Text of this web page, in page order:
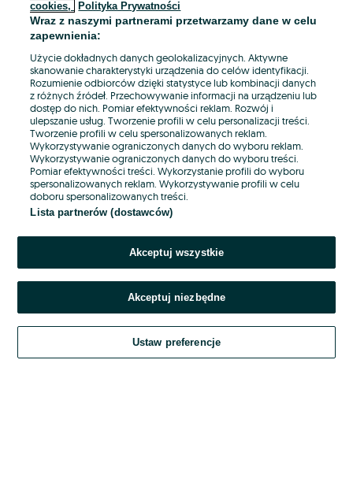
LUB
E-mail
Hasło
Nie pamiętasz hasła?
Zaloguj się
Kontynuując za pośrednictwem jednego z dostawców wskazanych powyżej,
Regulamin serwisu OLX.pl w jego aktualnym brzmieniu.
cookies,
Polityka Prywatności
Wraz z naszymi partnerami przetwarzamy dane w celu
zapewnienia:
Użycie dokładnych danych geolokalizacyjnych. Aktywne
skanowanie charakterystyki urządzenia do celów identyfikacji.
Rozumienie odbiorców dzięki statystyce lub kombinacji danych
z różnych źródeł. Przechowywanie informacji na urządzeniu lub
dostęp do nich. Pomiar efektywności reklam. Rozwój i
ulepszanie usług. Tworzenie profili w celu personalizacji treści.
Tworzenie profili w celu spersonalizowanych reklam.
Wykorzystywanie ograniczonych danych do wyboru reklam.
Wykorzystywanie ograniczonych danych do wyboru treści.
Pomiar efektywności treści. Wykorzystanie profili do wyboru
spersonalizowanych reklam. Wykorzystywanie profili w celu
doboru spersonalizowanych treści.
Lista partnerów (dostawców)
Akceptuj wszystkie
Akceptuj niezbędne
Ustaw preferencje